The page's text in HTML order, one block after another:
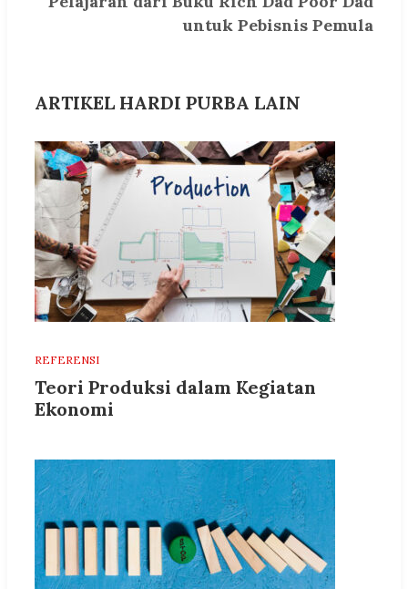
untuk Pebisnis Pemula
ARTIKEL HARDI PURBA LAIN
REFERENSI
Teori Produksi dalam Kegiatan
Ekonomi